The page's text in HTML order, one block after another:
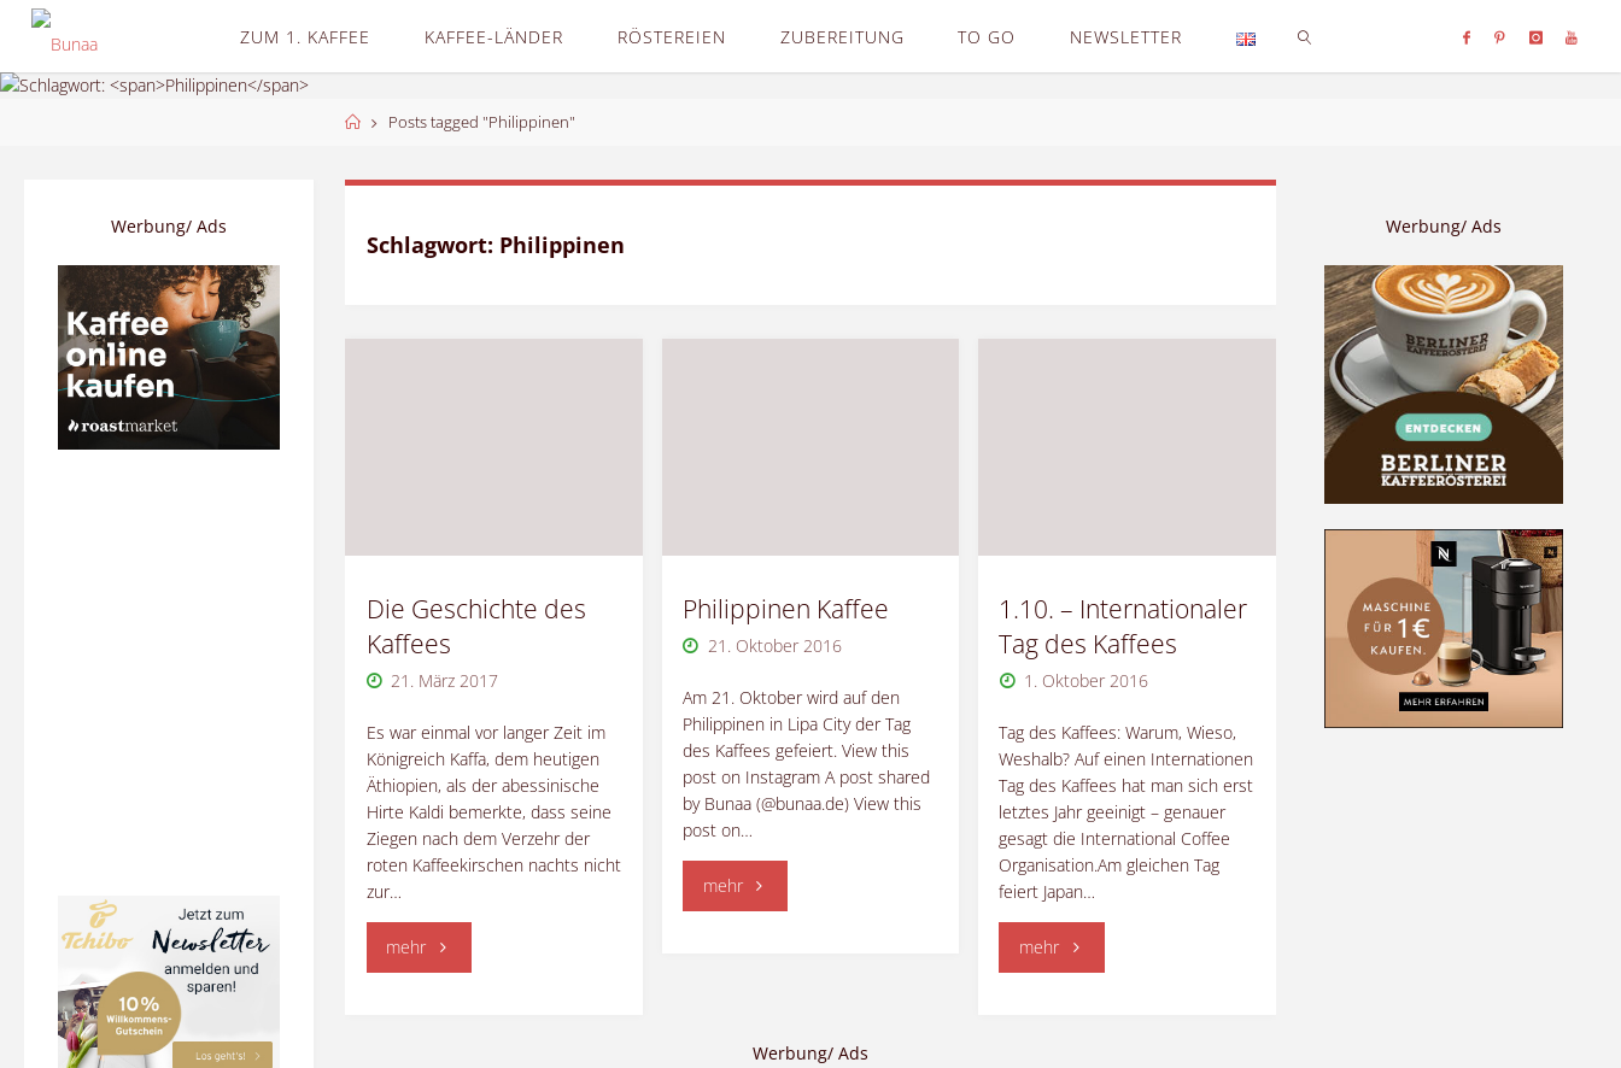
ZUM 1. KAFFEE KAFFEE-LÄNDER RÖSTEREIEN ZUBEREITUNG TO GO NEWSLETTER
HomePosts tagged "Philippinen"
Schlagwort: Philippinen
Die Geschichte des
Kaffees
21. März 2017
Es war einmal vor langer Zeit im
Königreich Kaffa, dem heutigen
Äthiopien, als der abessinische
Hirte Kaldi bemerkte, dass seine
Ziegen nach dem Verzehr der
roten Kaffeekirschen nachts nicht
zur…
mehr"Die
Philippinen Kaffee
21. Oktober 2016
Am 21. Oktober wird auf den
Philippinen in Lipa City der Tag
des Kaffees gefeiert. View this
post on Instagram A post shared
by Bunaa (@bunaa.de) View this
post on…
mehr"Philippinen
1.10. – Internationaler
Tag des Kaffees
1. Oktober 2016
Tag des Kaffees: Warum, Wieso,
Weshalb? Auf einen Internationen
Tag des Kaffees hat man sich erst
letztes Jahr geeinigt – genauer
gesagt die International Coffee
Organisation.Am gleichen Tag
feiert Japan…
mehr"1.10.
Werbung/ Ads
Werbung/ Ads Werbung/ Ads